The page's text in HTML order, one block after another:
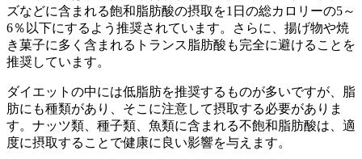
ズなどに含まれる飽和脂肪酸の摂取を1日の総カロリーの5～
6％以下にするよう推奨されています。さらに、揚げ物や焼
き菓子に多く含まれるトランス脂肪酸も完全に避けることを
推奨しています。
ダイエットの中には低脂肪を推奨するものが多いですが、脂
肪にも種類があり、そこに注意して摂取する必要がありま
す。ナッツ類、種子類、魚類に含まれる不飽和脂肪酸は、適
度に摂取することで健康に良い影響を与えます。